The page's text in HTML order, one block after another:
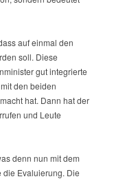
auf einmal den
soll. Diese
gut integrierte
den beiden
hat. Dann hat der
und Leute
denn nun mit dem
die Evaluierung. Die